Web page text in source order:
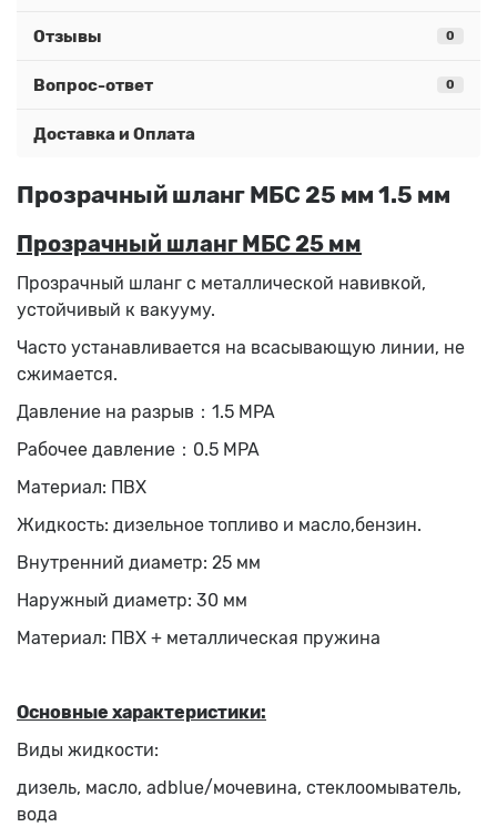
Отзывы 0
Вопрос-ответ 0
Доставка и Оплата
Прозрачный шланг МБС 25 мм 1.5 мм
Прозрачный шланг МБС 25 мм
Прозрачный шланг с металлической навивкой,
устойчивый к вакууму.
Часто устанавливается на всасывающую линии, не
сжимается.
Давление на разрыв：1.5 MPA
Рабочее давление：0.5 MPA
Материал: ПВХ
Жидкость: дизельное топливо и масло,бензин.
Внутренний диаметр: 25 мм
Наружный диаметр: 30 мм
Материал: ПВХ + металлическая пружина
Основные характеристики:
Виды жидкости:
дизель, масло, adblue/мочевина, стеклоомыватель,
вода